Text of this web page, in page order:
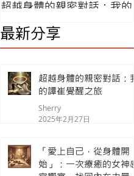
超越身體的親密對話：我的
這是我完成 《譚崔女神一對一基礎教練
班》 最後一堂課 的學習心得，對比以往
緻地感受身體的變化，並且體驗到不同層
次的高潮境界。這種感覺不只是個人的，
而是一種互動性的流動：我能感受到對
方，而對方也能感受到我，這是一種深層
的連結，一場超越身體的...
最新分享
超越身體的親密對話：我
的譚崔覺醒之旅
Sherry
2025年2月27日
「愛上自己，從身體開
始」：一次療癒的女神感